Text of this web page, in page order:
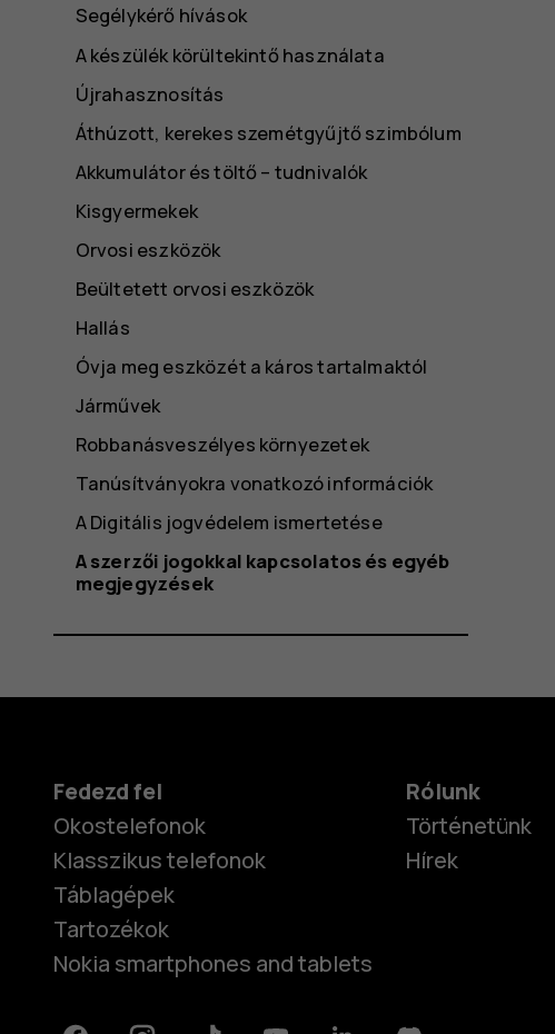
Segélykérő hívások
A készülék körültekintő használata
Újrahasznosítás
Áthúzott, kerekes szemétgyűjtő szimbólum
Akkumulátor és töltő – tudnivalók
Kisgyermekek
Orvosi eszközök
Beültetett orvosi eszközök
Hallás
Óvja meg eszközét a káros tartalmaktól
Járművek
Robbanásveszélyes környezetek
Tanúsítványokra vonatkozó információk
A Digitális jogvédelem ismertetése
A szerzői jogokkal kapcsolatos és egyéb
megjegyzések
Fedezd fel
Okostelefonok
Klasszikus telefonok
Táblagépek
Tartozékok
Nokia smartphones and tablets
Rólunk
Történetünk
Hírek